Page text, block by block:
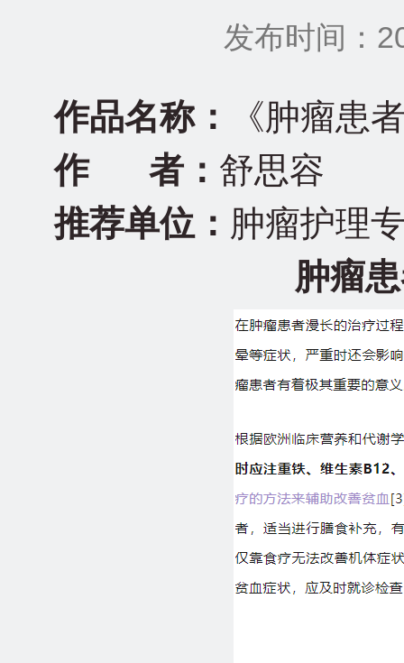
发布时间：
作品名称：
《肿瘤患
作 者： 舒思容
推荐单位： 肿瘤护理
肿瘤